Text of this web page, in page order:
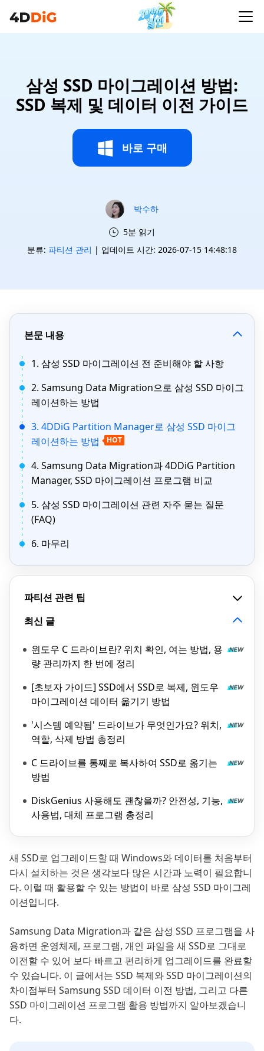
삼성 SSD 마이그레이션 방법:
SSD 복제 및 데이터 이전 가이드
바로 구매
박수하
5분 읽기
분류: 파티션 관리 | 업데이트 시간: 2026-07-15 14:48:18
본문 내용
1. 삼성 SSD 마이그레이션 전 준비해야 할 사항
2. Samsung Data Migration으로 삼성 SSD 마이그
레이션하는 방법
3. 4DDiG Partition Manager로 삼성 SSD 마이그
레이션하는 방법
HOT
4. Samsung Data Migration과 4DDiG Partition
Manager, SSD 마이그레이션 프로그램 비교
5. 삼성 SSD 마이그레이션 관련 자주 묻는 질문
(FAQ)
6. 마무리
파티션 관련 팁
최신 글
윈도우 C 드라이브란? 위치 확인, 여는 방법, 용
량 관리까지 한 번에 정리
[초보자 가이드] SSD에서 SSD로 복제, 윈도우
마이그레이션 데이터 옮기기 방법
'시스템 예약됨' 드라이브가 무엇인가요? 위치,
역할, 삭제 방법 총정리
C 드라이브를 통째로 복사하여 SSD로 옮기는
방법
DiskGenius 사용해도 괜찮을까? 안전성, 기능,
사용법, 대체 프로그램 총정리
새 SSD로 업그레이드할 때 Windows와 데이터를 처음부터
다시 설치하는 것은 생각보다 많은 시간과 노력이 필요합니
다. 이럴 때 활용할 수 있는 방법이 바로 삼성 SSD 마이그레
이션입니다.
Samsung Data Migration과 같은 삼성 SSD 프로그램을 사
용하면 운영체제, 프로그램, 개인 파일을 새 SSD로 그대로
이전할 수 있어 보다 빠르고 편리하게 업그레이드를 완료할
수 있습니다. 이 글에서는 SSD 복제와 SSD 마이그레이션의
차이점부터 Samsung SSD 데이터 이전 방법, 그리고 다른
SSD 마이그레이션 프로그램 활용 방법까지 알아보겠습니
다.